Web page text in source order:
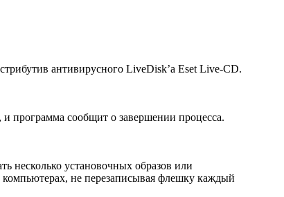
антивирусного LiveDisk’а Eset Live-CD.
и программа сообщит о завершении процесса.
несколько установочных образов или
не перезаписывая флешку каждый